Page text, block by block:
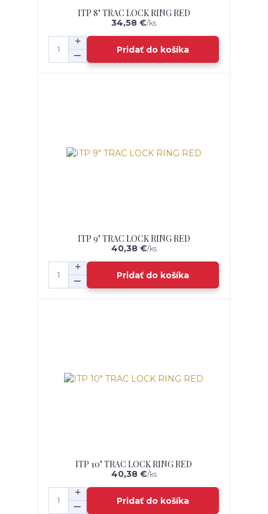
ITP 8" TRAC LOCK RING RED
34,58 €/ks
Pridať do košíka
ITP 9" TRAC LOCK RING RED
40,38 €/ks
Pridať do košíka
ITP 10" TRAC LOCK RING RED
40,38 €/ks
Pridať do košíka